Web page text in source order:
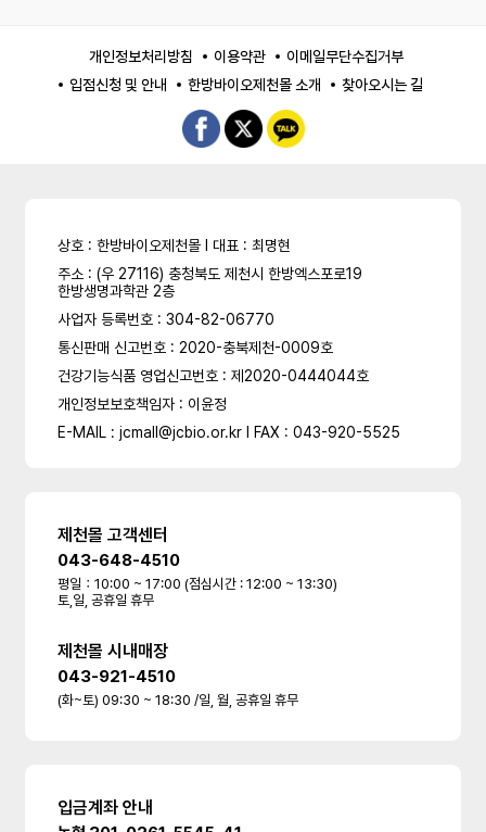
개인정보처리방침 이용약관
이메일무단수집거부
입점신청 및 안내
한방바이오제천몰 소개 찾아오시는 길
상호 : 한방바이오제천몰 l 대표 : 최명현
주소 : (우 27116) 충청북도 제천시 한방엑스포로19
한방생명과학관 2층
사업자 등록번호 : 304-82-06770
통신판매 신고번호 : 2020-충북제천-0009호
건강기능식품 영업신고번호 : 제2020-0444044호
개인정보보호책임자 : 이윤정
E-MAIL : jcmall@jcbio.or.kr l FAX : 043-920-5525
제천몰 고객센터
043-648-4510
평일：10:00 ~ 17:00 (점심시간 : 12:00 ~ 13:30)
토,일, 공휴일 휴무
제천몰 시내매장
043-921-4510
(화~토) 09:30 ~ 18:30 /일, 월, 공휴일 휴무
입금계좌 안내